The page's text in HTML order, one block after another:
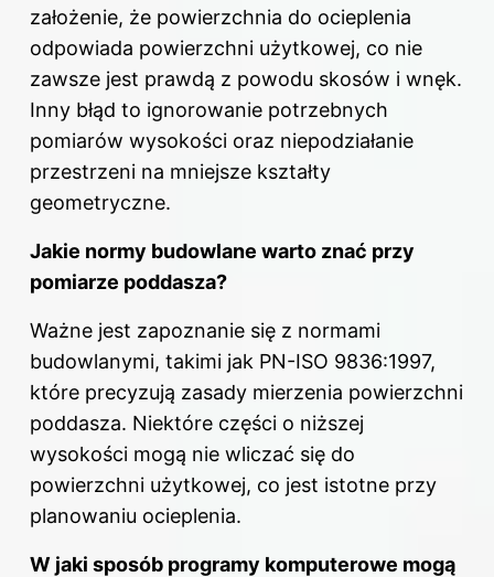
założenie, że powierzchnia do ocieplenia
odpowiada powierzchni użytkowej, co nie
zawsze jest prawdą z powodu skosów i wnęk.
Inny błąd to ignorowanie potrzebnych
pomiarów wysokości oraz niepodziałanie
przestrzeni na mniejsze kształty
geometryczne.
Jakie normy budowlane warto znać przy
pomiarze poddasza?
Ważne jest zapoznanie się z normami
budowlanymi, takimi jak PN-ISO 9836:1997,
które precyzują zasady mierzenia powierzchni
poddasza. Niektóre części o niższej
wysokości mogą nie wliczać się do
powierzchni użytkowej, co jest istotne przy
planowaniu ocieplenia.
W jaki sposób programy komputerowe mogą